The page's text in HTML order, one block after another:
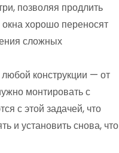
позволяя продлить
хорошо переносят
сложных
конструкции — от
монтировать с
с этой задачей, что
и установить снова, что